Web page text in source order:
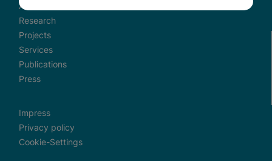
About Us
Research
Projects
Services
Publications
Press
Impress
Privacy policy
Cookie-Settings
Essenzielle Cookies ermöglichen grundlegende Funktionen
und sind für die einwandfreie Funktion der Website
dringend erforderlich.
Shopping cart
Wenn Cookies von externen Medien akzeptiert werden,
bedarf der Zugriff auf externe Inhalte keiner manuellen